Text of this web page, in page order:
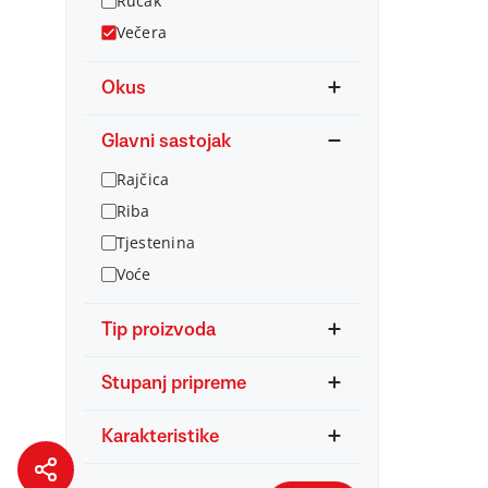
Večera
Okus
Glavni sastojak
Rajčica
Riba
Tjestenina
Voće
Tip proizvoda
Stupanj pripreme
Karakteristike